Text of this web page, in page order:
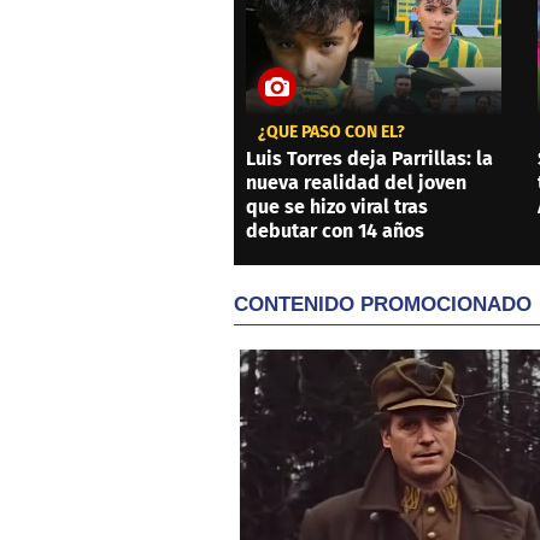
¿QUÉ PASÓ CON ÉL?
Luis Torres deja Parrillas: la
nueva realidad del joven
que se hizo viral tras
debutar con 14 años